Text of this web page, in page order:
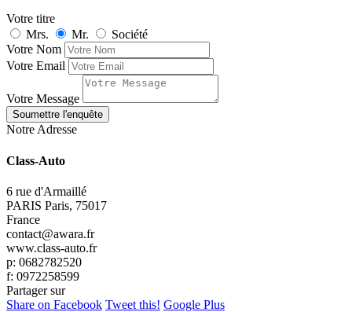
Votre titre
Mrs.
Mr.
Société
Votre Nom
Votre Email
Votre Message
Soumettre l'enquête
Notre Adresse
Class-Auto
6 rue d'Armaillé
PARIS Paris, 75017
France
contact@awara.fr
www.class-auto.fr
p: 0682782520
f: 0972258599
Partager sur
Share on Facebook Tweet this! Google Plus